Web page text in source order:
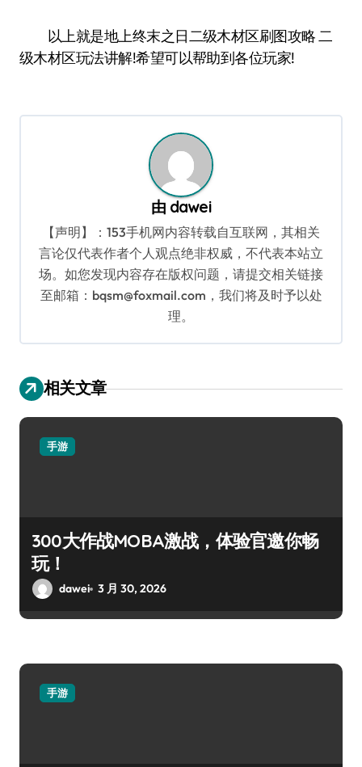
以上就是地上终末之日二级木材区刷图攻略 二
级木材区玩法讲解!希望可以帮助到各位玩家!
由 dawei
【声明】：153手机网内容转载自互联网，其相关
言论仅代表作者个人观点绝非权威，不代表本站立
场。如您发现内容存在版权问题，请提交相关链接
至邮箱：bqsm@foxmail.com，我们将及时予以处
理。
相关文章
手游
300大作战MOBA激战，体验官邀你畅
玩！
dawei 3 月 30, 2026
手游